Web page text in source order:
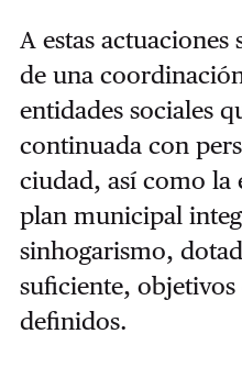
A estas actuaciones
de una
entidades sociales
continuada con
ciudad, así como la
plan municipal
sinhogarismo,
suficiente,
definidos.